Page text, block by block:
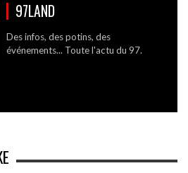
97LAND
Des infos, des potins, des
événements... Toute l'actu du 97.